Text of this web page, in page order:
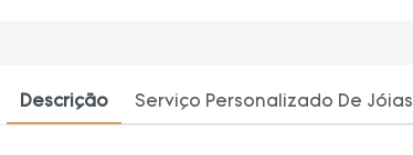
Descrição Serviço Personalizado De Jóias